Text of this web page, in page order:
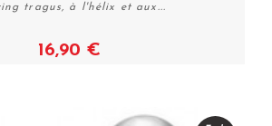
Plus de détails
tragus, à l'hélix et aux...
16,90 €